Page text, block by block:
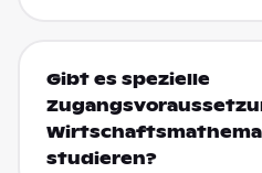
Gibt es spezielle
studieren?